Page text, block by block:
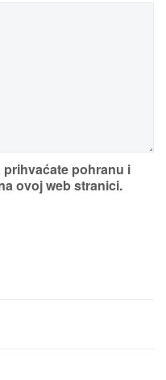
pohranu i
ovoj web stranici.